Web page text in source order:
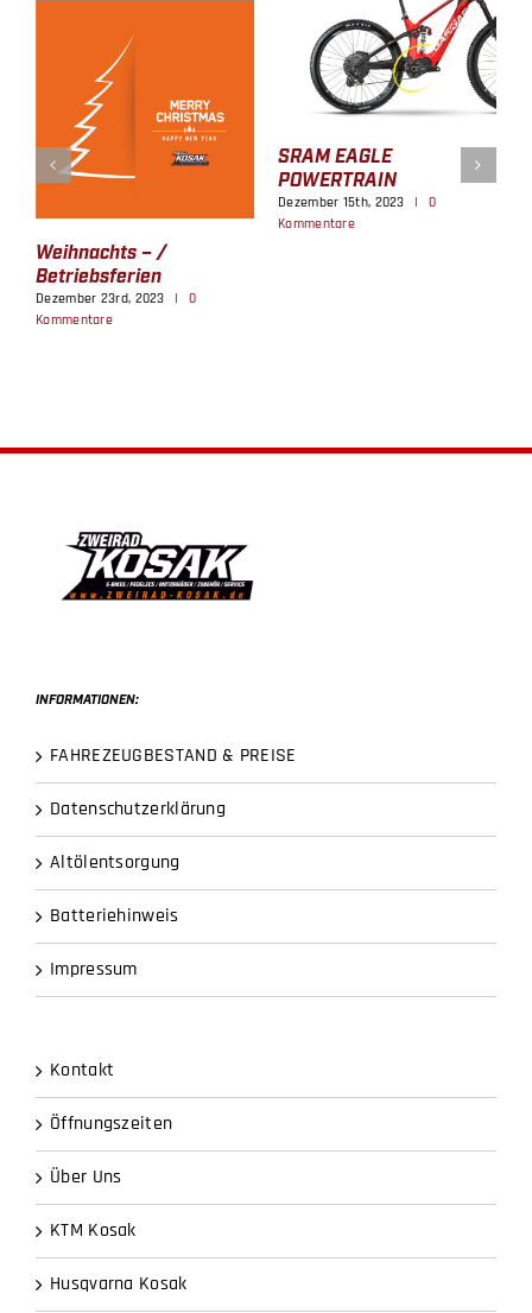
DVO – POWERED BY WP
FEDERUNG
Kommentare
GASGAS SETZT NEUE
AKZENTE MIT DER
OFFROAD-RANGE 2026!
FAHREZEUGBESTAND & PREISE
Datenschutzerklärung
Altölentsorgung
Batteriehinweis
Impressum
Öffnungszeiten
Über Uns
KTM Kosak
Husqvarna Kosak
Fantic